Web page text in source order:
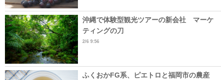
沖縄で体験型観光ツアーの新会社 マーケ
ティングの刀
2/6 9:56
ふくおかFG系、ピエトロと福岡市の農産